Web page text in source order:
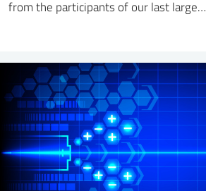
from the participants of our last large…